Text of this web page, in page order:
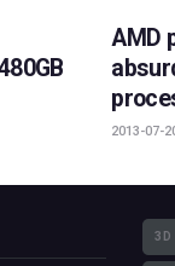
AMD
2013-07-
3D